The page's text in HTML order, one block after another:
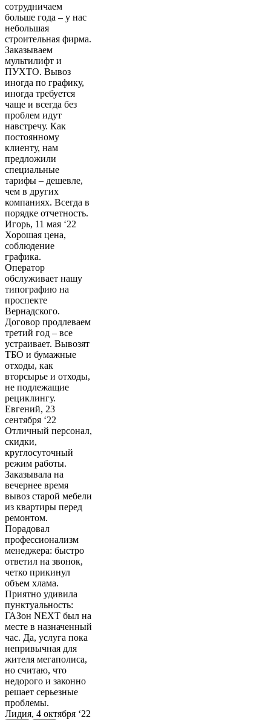
сотрудничаем
больше года – у нас
небольшая
строительная фирма.
Заказываем
мультилифт и
ПУХТО. Вывоз
иногда по графику,
иногда требуется
чаще и всегда без
проблем идут
навстречу. Как
постоянному
клиенту, нам
предложили
специальные
тарифы – дешевле,
чем в других
компаниях. Всегда в
порядке отчетность.
Игорь, 11 мая ‘22
Хорошая цена,
соблюдение
графика.
Оператор
обслуживает нашу
типографию на
проспекте
Вернадского.
Договор продлеваем
третий год – все
устраивает. Вывозят
ТБО и бумажные
отходы, как
вторсырье и отходы,
не подлежащие
рециклингу.
Евгений, 23
сентября ‘22
Отличный персонал,
скидки,
круглосуточный
режим работы.
Заказывала на
вечернее время
вывоз старой мебели
из квартиры перед
ремонтом.
Порадовал
профессионализм
менеджера: быстро
ответил на звонок,
четко прикинул
объем хлама.
Приятно удивила
пунктуальность:
ГАЗон NEXT был на
месте в назначенный
час. Да, услуга пока
непривычная для
жителя мегаполиса,
но считаю, что
недорого и законно
решает серьезные
проблемы.
Лидия, 4 октября ‘22